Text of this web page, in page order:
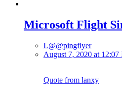
Microsoft Flight
L@@pingflyer
August 7, 2020 at 12:07
Quote from lanxy